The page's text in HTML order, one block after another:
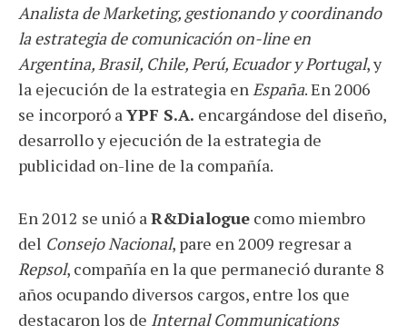
Analista de Marketing, gestionando y coordinando
la estrategia de comunicación on-line en
Argentina, Brasil, Chile, Perú, Ecuador y Portugal, y
la ejecución de la estrategia enEspaña. En 2006
se incorporó aYPF S.A. encargándose del diseño,
desarrollo y ejecución de la estrategia de
publicidad on-line de la compañía.
En 2012 se unió aR&Dialogue como miembro
del Consejo Nacional, pare en 2009 regresar a
Repsol, compañía en la que permaneció durante 8
años ocupando diversos cargos, entre los que
destacaron los de Internal Communications